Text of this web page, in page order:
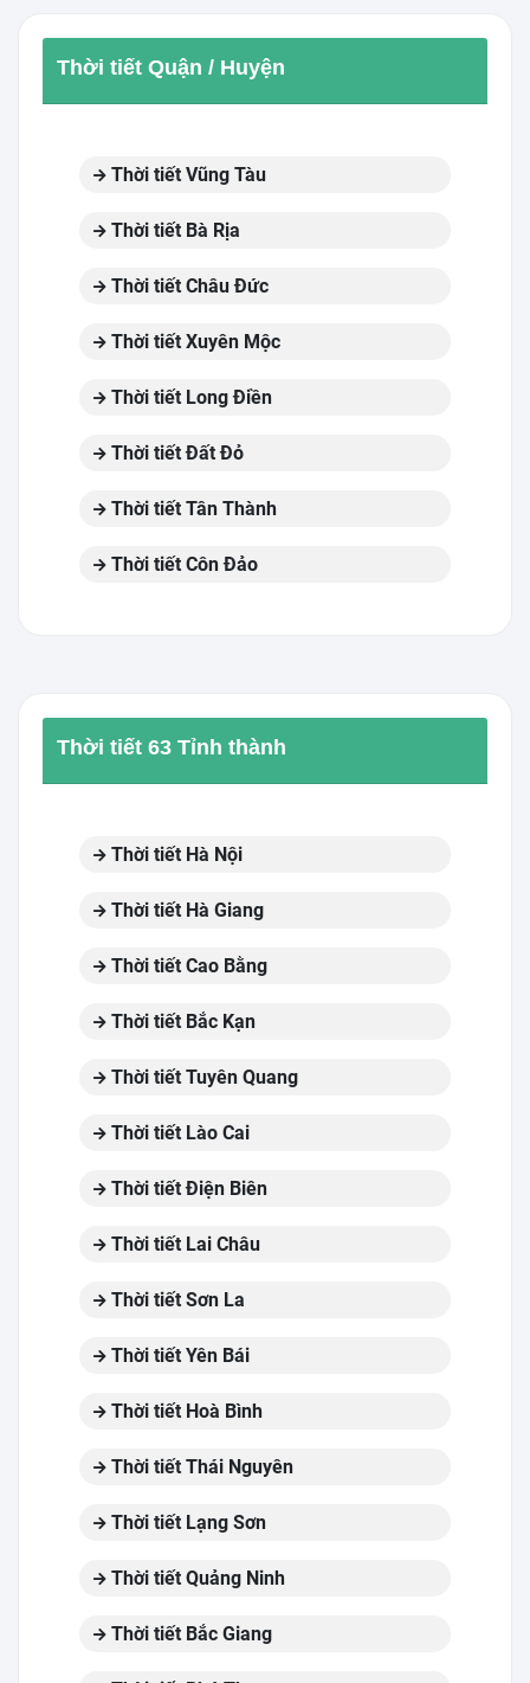
Thời tiết Quận / Huyện
Thời tiết Vũng Tàu
Thời tiết Bà Rịa
Thời tiết Châu Đức
Thời tiết Xuyên Mộc
Thời tiết Long Điền
Thời tiết Đất Đỏ
Thời tiết Tân Thành
Thời tiết Côn Đảo
Thời tiết 63 Tỉnh thành
Thời tiết Hà Nội
Thời tiết Hà Giang
Thời tiết Cao Bằng
Thời tiết Bắc Kạn
Thời tiết Tuyên Quang
Thời tiết Lào Cai
Thời tiết Điện Biên
Thời tiết Lai Châu
Thời tiết Sơn La
Thời tiết Yên Bái
Thời tiết Hoà Bình
Thời tiết Thái Nguyên
Thời tiết Lạng Sơn
Thời tiết Quảng Ninh
Thời tiết Bắc Giang